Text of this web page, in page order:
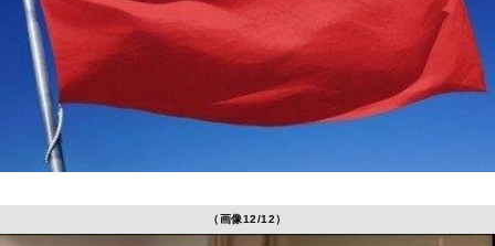
（画像12/12）